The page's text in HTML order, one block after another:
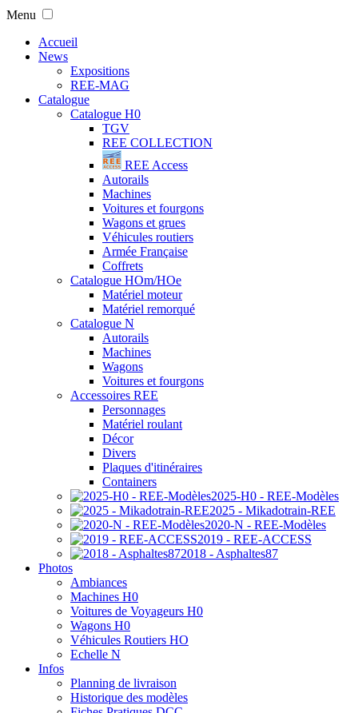
Menu
Accueil
News
Expositions
REE-MAG
Catalogue
Catalogue H0
TGV
REE COLLECTION
REE Access
Autorails
Machines
Voitures et fourgons
Wagons et grues
Véhicules routiers
Armée Française
Coffrets
Catalogue HOm/HOe
Matériel moteur
Matériel remorqué
Catalogue N
Autorails
Machines
Wagons
Voitures et fourgons
Accessoires REE
Personnages
Matériel roulant
Décor
Divers
Plaques d'itinéraires
Containers
2025-H0 - REE-Modèles
2025 - Mikadotrain-REE
2020-N - REE-Modèles
2019 - REE-ACCESS
2018 - Asphaltes87
Photos
Ambiances
Machines H0
Voitures de Voyageurs H0
Wagons H0
Véhicules Routiers HO
Echelle N
Infos
Planning de livraison
Historique des modèles